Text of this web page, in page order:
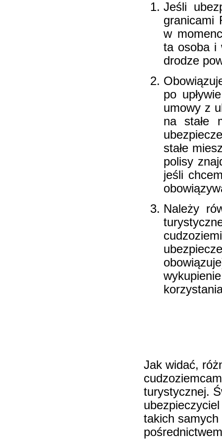
Jeśli
granicami
w
ta osoba i
drodze
po
umowy z
na stałe
stałe
polisy
jeśli
Należy
Jak widać,
turystycznej.
takich